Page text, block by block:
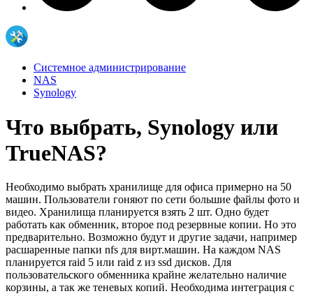
Системное администрирование
NAS
Synology
Что выбрать, Synology или
TrueNAS?
Необходимо выбрать хранилище для офиса примерно на 50
машин. Пользователи гоняют по сети большие файлы фото и
видео. Хранилища планируется взять 2 шт. Одно будет
работать как обменник, второе под резервные копии. Но это
предварительно. Возможно будут и другие задачи, например
расшаренные папки nfs для вирт.машин. На каждом NAS
планируется raid 5 или raid z из ssd дисков. Для
пользовательского обменника крайне желательно наличие
корзины, а так же теневых копий. Необходима интеграция с